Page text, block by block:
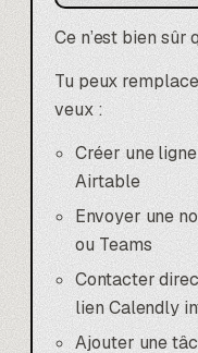
Ce n’est bien sûr
Tu peux
veux :
Créer une
Airtable
Envoyer une
ou Teams
Contacter
lien Calendly
Ajouter une